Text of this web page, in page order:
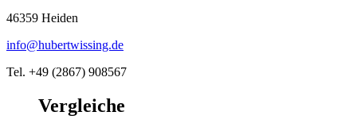
46359 Heiden
info@hubertwissing.de
Tel. +49 (2867) 908567
Vergleiche